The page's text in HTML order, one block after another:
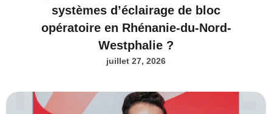
systèmes d’éclairage de bloc
opératoire en Rhénanie-du-Nord-
Westphalie ?
juillet 27, 2026